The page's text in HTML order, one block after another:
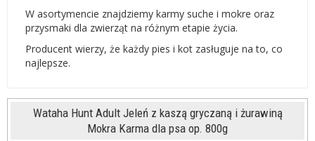
W asortymencie znajdziemy karmy suche i mokre oraz
przysmaki dla zwierząt na różnym etapie życia.
Producent wierzy, że każdy pies i kot zasługuje na to, co
najlepsze.
Wataha Hunt Adult Jeleń z kaszą gryczaną i żurawiną
Mokra Karma dla psa op. 800g